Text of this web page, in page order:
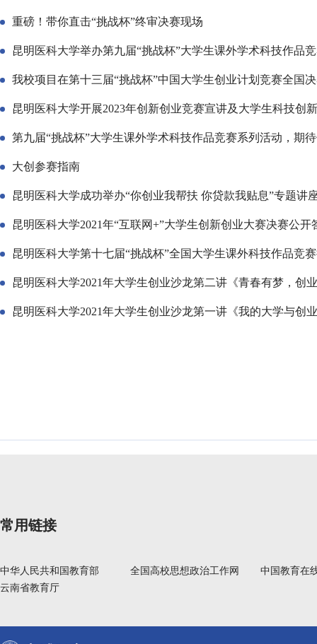
重磅！带你直击“挑战杯”终审决赛现场
昆明医科大学举办第九届“挑战杯”大学生课外学术科技作品
我校项目在第十三届“挑战杯”中国大学生创业计划竞赛全国
昆明医科大学开展2023年创新创业竞赛宣讲及大学生科技创
第九届“挑战杯”大学生课外学术科技作品竞赛系列活动，期
大创参赛指南
昆明医科大学成功举办“你创业我帮扶 你贷款我贴息”专题讲
昆明医科大学2021年“互联网+”大学生创新创业大赛决赛公
昆明医科大学第十七届“挑战杯”全国大学生课外科技作品竞
昆明医科大学2021年大学生创业沙龙第二讲《青春有梦，创
昆明医科大学2021年大学生创业沙龙第一讲《我的大学与创
常用链接
中华人民共和国教育部 全国高校思想政治工作网
中国教育在
云南省教育厅